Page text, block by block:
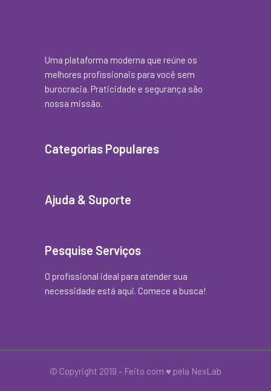
Uma plataforma moderna que reúne os
melhores profissionais para você sem
burocracia. Praticidade e segurança são
nossa missão.
Categorias Populares
Ajuda & Suporte
Pesquise Serviços
O profissional ideal para atender sua
necessidade está aqui. Comece a busca!
© Copyright 2019 - Feito com ♥ pela NexLab